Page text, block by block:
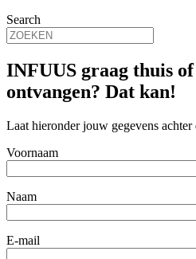
Search
INFUUS graag thuis
ontvangen? Dat kan!
Laat hieronder jouw gegevens
Voornaam
Naam
E-mail